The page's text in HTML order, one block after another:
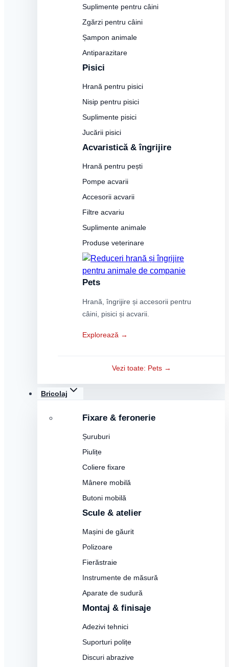
Suplimente pentru câini
Zgărzi pentru câini
Șampon animale
Antiparazitare
Pisici
Hrană pentru pisici
Nisip pentru pisici
Suplimente pisici
Jucării pisici
Acvaristică & îngrijire
Hrană pentru pești
Pompe acvarii
Accesorii acvarii
Filtre acvariu
Suplimente animale
Produse veterinare
Pets
Hrană, îngrijire și accesorii pentru
câini, pisici și acvarii.
Explorează →
Vezi toate: Pets →
Bricolaj
Fixare & feronerie
Șuruburi
Piulițe
Coliere fixare
Mânere mobilă
Butoni mobilă
Scule & atelier
Mașini de găurit
Polizoare
Fierăstraie
Instrumente de măsură
Aparate de sudură
Montaj & finisaje
Adezivi tehnici
Suporturi polițe
Discuri abrazive